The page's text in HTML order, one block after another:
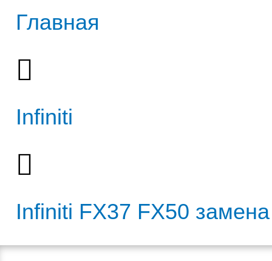
Главная
Infiniti
Infiniti FX37 FX50